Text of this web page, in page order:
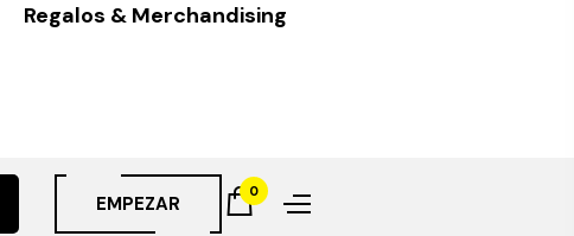
Regalos & Merchandising
EMPEZAR
0